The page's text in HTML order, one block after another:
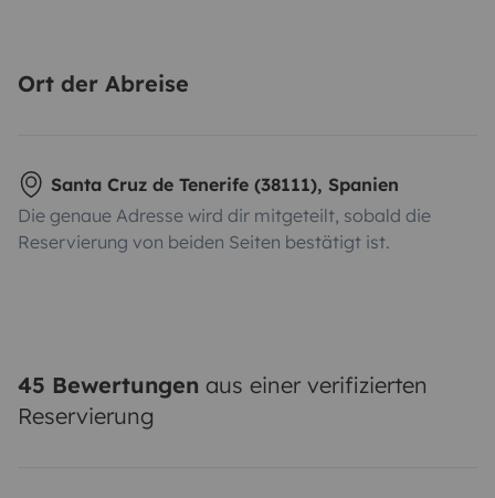
Ort der Abreise
Santa Cruz de Tenerife (38111), Spanien
Die genaue Adresse wird dir mitgeteilt, sobald die
Reservierung von beiden Seiten bestätigt ist.
45 Bewertungen aus einer verifizierten
Reservierung